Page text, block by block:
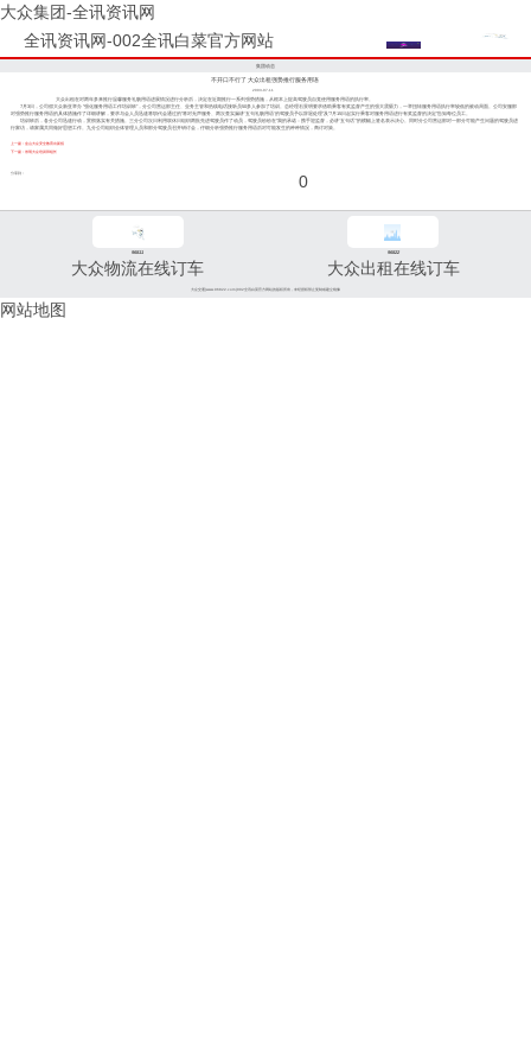
大众集团-全讯资讯网
全讯资讯网-002全讯白菜官方网站
集团动态
不开口不行了 大众出租强势推行服务用语
2003-07-11
大众出租在对两年多来推行温馨服务礼貌用语进展情况进行分析后，决定在近期推行一系列强势措施，从根本上提高驾驶员自觉使用服务用语的执行率。
7月3日，公司假大众新亚举办 “强化服务用语工作培训班”，分公司营运部主任、业务主管和热线电话接听员50多人参加了培训。总经理石景明要求借助乘客有奖监督产生的强大震慑力，一举扭转服务用语执行率较低的被动局面。公司安服部
对强势推行服务用语的具体措施作了详细讲解，要求与会人员迅速将职代会通过的“将对无声服务、两次查实漏讲‘五句礼貌用语’的驾驶员予以辞退处理”及“7月15日起实行乘客对服务用语进行有奖监督的决定”告知每位员工。
培训班后，各分公司迅速行动，贯彻落实有关措施。三分公司次日利用双休日组织两批先进驾驶员作了动员，驾驶员纷纷在“我的承诺：携手迎监督，必讲‘五句话’”的横幅上签名表示决心。同时分公司营运部对一部分可能产生问题的驾驶员进
行家访，请家属共同做好思想工作。九分公司组织全体管理人员和部分驾驶员召开研讨会，仔细分析强势推行服务用语后对可能发生的种种情况，商讨对策。
上一篇：金山大众安全教育出新招
下一篇：崇明大众培训班组长
分享到： 0
96811
大众物流在线订车
96822
大众出租在线订车
大众交通(www.96822.com)002全讯白菜官方网站的版权所有，未经授权禁止复制或建立镜像
网站地图